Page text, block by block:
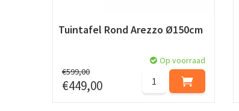
Tuintafel Rond Arezzo Ø150cm
€599,00
€449,00
Op voorraad